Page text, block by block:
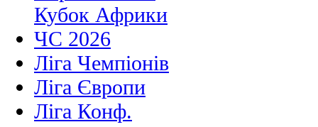
Кубок Африки
ЧС 2026
Ліга Чемпіонів
Ліга Європи
Ліга Конф.